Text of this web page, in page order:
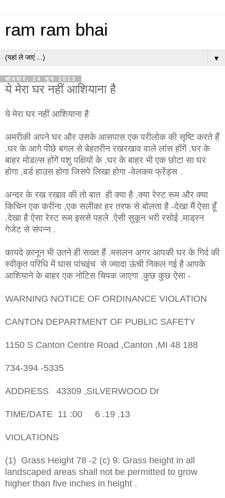
ram ram bhai
▼
सोमवार, 24 जून 2013
ये मेरा घर नहीं आशियाना है
ये मेरा घर नहीं आशियाना है
अमरीकी अपने घर और उसके आसपास एक परीलोक की सृष्टि करते हैं
.घर के आगे पीछे बगल से बेहतरीन रखरखाव वाले लांस होंगें .घर के
बाहर मोडल्स होंगें पशु पक्षियों के .घर के बाहर भी एक छोटा सा घर
होगा ,बर्ड हाउस होगा जिसपे लिखा होगा -वेलकम फ्रेंड्स .
अन्दर के रख रखाव की तो बात ही क्या है .क्या रेस्ट रूम और क्या
किचिन एक करीना ,एक सलीका हर तरफ से बोलता है -देखा मैं ऐसा हूँ
.देखा है ऐसा रेस्ट रूम इससे पहले .ऐसी सुकून भरी रसोई .माड्रन
गेजेट से संपन्न .
कायदे क़ानून भी उतने ही सख्त हैं .मसलन अगर आपकी घर के गिर्द की
स्वीकृत परिधि में घास पांचइंच से ज्यादा ऊंची निकल गई है आपके
आशियाने के बाहर एक नोटिस चिपक जाएगा .कुछ कुछ ऐसा -
WARNING NOTICE OF ORDINANCE VIOLATION
CANTON DEPARTMENT OF PUBLIC SAFETY
1150 S Canton Centre Road ,Canton ,MI 48 188
734-394 -5335
ADDRESS 43309 ,SILVERWOOD Dr
TIME/DATE 11 :00 6 .19 .13
VIOLATIONS
(1) Grass Height 78 -2 (c) 9: Grass height in all
landscaped areas shall not be permitted to grow
higher than five inches in height .